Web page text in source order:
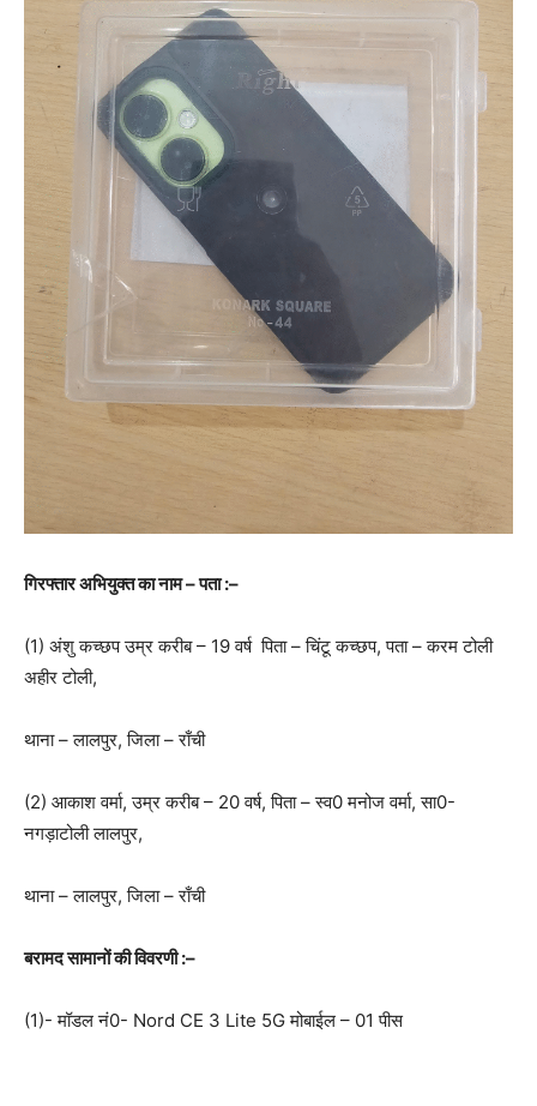
गिरफ्तार अभियुक्तका नाम–पता:–
(1) अंशु कच्छप उम्र करीब – 19 वर्ष पिता – चिंटू कच्छप, पता – करम टोली
अहीर टोली,
थाना – लालपुर, जिला – राँची
(2) आकाश वर्मा, उम्र करीब – 20 वर्ष, पिता – स्व0 मनोज वर्मा, सा0-
नगड़ाटोली लालपुर,
थाना – लालपुर, जिला – राँची
बरामद सामानों की विवरणी:–
(1)- मॉडल नं0- Nord CE 3 Lite 5G मोबाईल – 01 पीस